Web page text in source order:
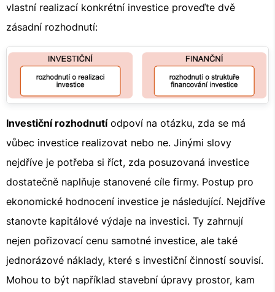
vlastní realizací konkrétní investice proveďte dvě
zásadní rozhodnutí:
Investiční rozhodnutíodpoví na otázku, zda se má
vůbec investice realizovat nebo ne. Jinými slovy
nejdříve je potřeba si říct, zda posuzovaná investice
dostatečně naplňuje stanovené cíle firmy. Postup pro
ekonomické hodnocení investice je následující. Nejdříve
stanovte kapitálové výdaje na investici. Ty zahrnují
nejen pořizovací cenu samotné investice, ale také
jednorázové náklady, které s investiční činností souvisí.
Mohou to být například stavební úpravy prostor, kam